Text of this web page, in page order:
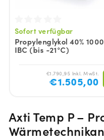
Sofort verfügbar
Propylenglykol 40%
IBC (bis -21°C)
€1.790,95 Inkl. MwSt.
€1.505,00
Axti Temp P –